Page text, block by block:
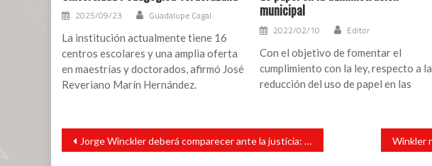
2025/09/23 Guadalupe Cagal
La institución actualmente tiene 16
centros escolares y una amplia oferta
en maestrías y doctorados, afirmó José
Reveriano Marín Hernández.
municipal
2022/02/10 Editor
Con el objetivo de fomentar el
cumplimiento con la ley, respecto a la
reducción del uso de papel en las
Navegación
entradas
Jorge Winckler deberá comparecer ante la justicia: Diputados de Morena